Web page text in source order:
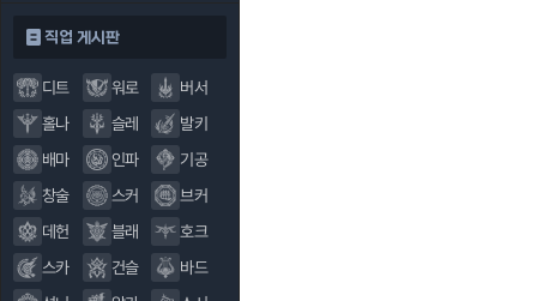
직업 게시판
디트 워로
버서
홀나
슬레
발키
배마
인파
기공
창술
스커
브커
데헌
블래
호크
스카
건슬
바드